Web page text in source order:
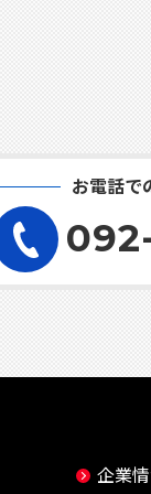
お電話で
企業